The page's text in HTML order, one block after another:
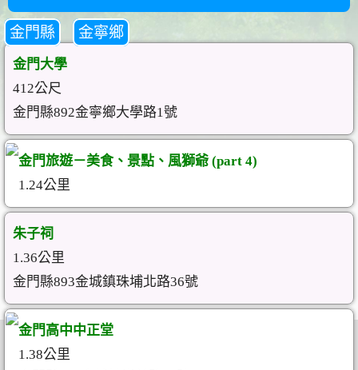
金門縣 金寧鄉
金門大學
412公尺
金門縣892金寧鄉大學路1號
金門旅遊－美食、景點、風獅爺 (part 4)
1.24公里
朱子祠
1.36公里
金門縣893金城鎮珠埔北路36號
金門高中中正堂
1.38公里